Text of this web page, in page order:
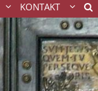
KONTAKT